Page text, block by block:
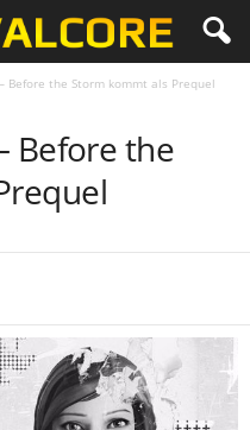
Before the Storm kommt als Prequel
Before the